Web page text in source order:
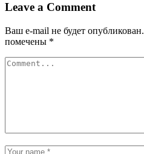
Leave a Comment
Ваш e-mail не будет опубликован.
помечены *